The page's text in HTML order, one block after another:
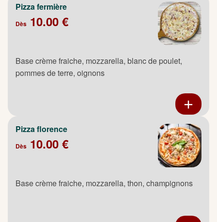
Pizza fermière
Dès 10.00 €
Base crème fraiche, mozzarella, blanc de poulet,
pommes de terre, oignons
Pizza florence
Dès 10.00 €
Base crème fraiche, mozzarella, thon, champignons